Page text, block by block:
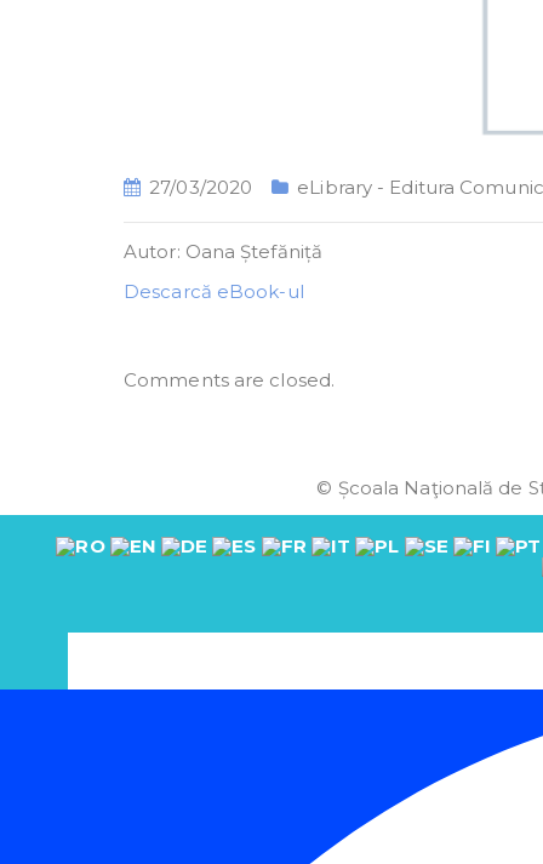
27/03/2020 eLibrary - Editura
Autor: Oana Ștefăniță
Descarcă eBook-ul
Comments are closed.
© Școala Naţională de